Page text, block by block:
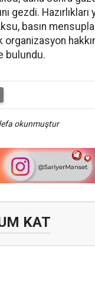
gezdi. Hazırlıkları
basın
bulundu.
okunmuştur
KAT